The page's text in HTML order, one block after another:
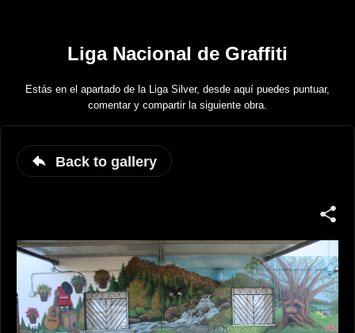
Liga Nacional de Graffiti
Estás en el apartado de la Liga Silver, desde aquí puedes puntuar,
comentar y compartir la siguiente obra.
Back to gallery